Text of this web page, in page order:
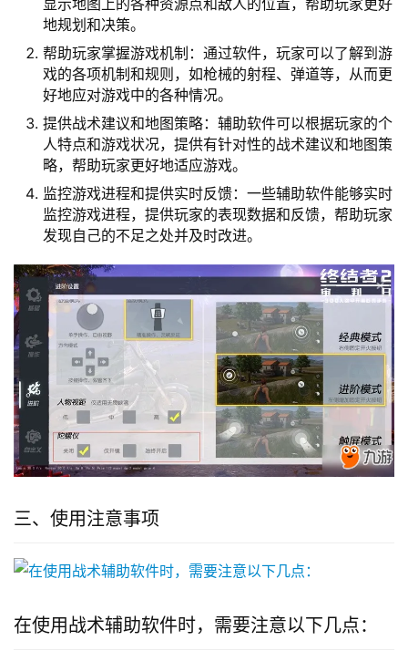
地规划和决策。
帮助玩家掌握游戏机制：通过软件，玩家可以了解到游
戏的各项机制和规则，如枪械的射程、弹道等，从而更
好地应对游戏中的各种情况。
提供战术建议和地图策略：辅助软件可以根据玩家的个
人特点和游戏状况，提供有针对性的战术建议和地图策
略，帮助玩家更好地适应游戏。
监控游戏进程和提供实时反馈：一些辅助软件能够实时
监控游戏进程，提供玩家的表现数据和反馈，帮助玩家
发现自己的不足之处并及时改进。
三、使用注意事项
在使用战术辅助软件时，需要注意以下几点：